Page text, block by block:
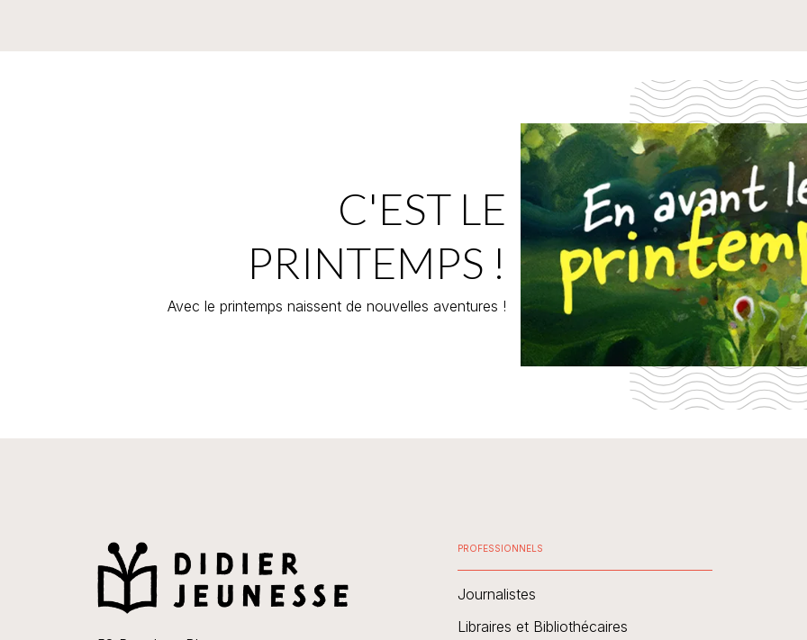
C'EST LE
PRINTEMPS !
Avec le printemps naissent de nouvelles aventures !
PROFESSIONNELS
Journalistes
Libraires et Bibliothécaires